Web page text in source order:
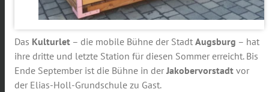
Das Kulturlet – die mobile Bühne der Stadt Augsburg – hat
ihre dritte und letzte Station für diesen Sommer erreicht. Bis
Ende September ist die Bühne in der Jakobervorstadt vor
der Elias-Holl-Grundschule zu Gast.